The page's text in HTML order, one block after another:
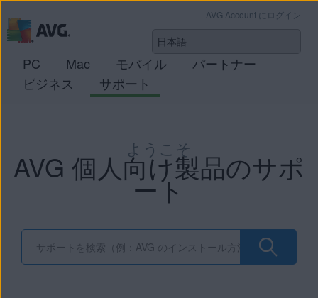
AVG Account にログイン
PC Mac モバイル
パートナー
ビジネス
サポート
ようこそ
AVG 個人向け製品のサポ
ート